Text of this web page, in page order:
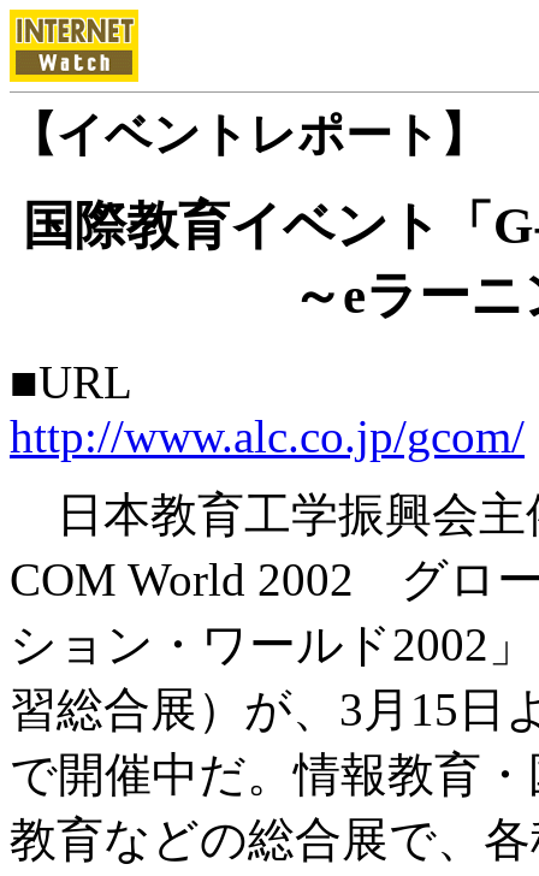
【イベントレポート】
国際教育イベント「
～eラー
■URL
http://www.alc.co.jp/gcom/
日本教育工学振興会主
COM World 2002 グロ
ション・ワールド2002
習総合展）が、3月15日
で開催中だ。情報教育
教育などの総合展で、